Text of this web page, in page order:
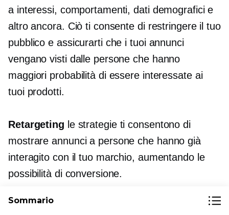
a interessi, comportamenti, dati demografici e
altro ancora. Ciò ti consente di restringere il tuo
pubblico e assicurarti che i tuoi annunci
vengano visti dalle persone che hanno
maggiori probabilità di essere interessate ai
tuoi prodotti.
Retargeting le strategie ti consentono di
mostrare annunci a persone che hanno già
interagito con il tuo marchio, aumentando le
possibilità di conversione.
Un pubblico alla pari aiutarti a trovare nuovi
Sommario